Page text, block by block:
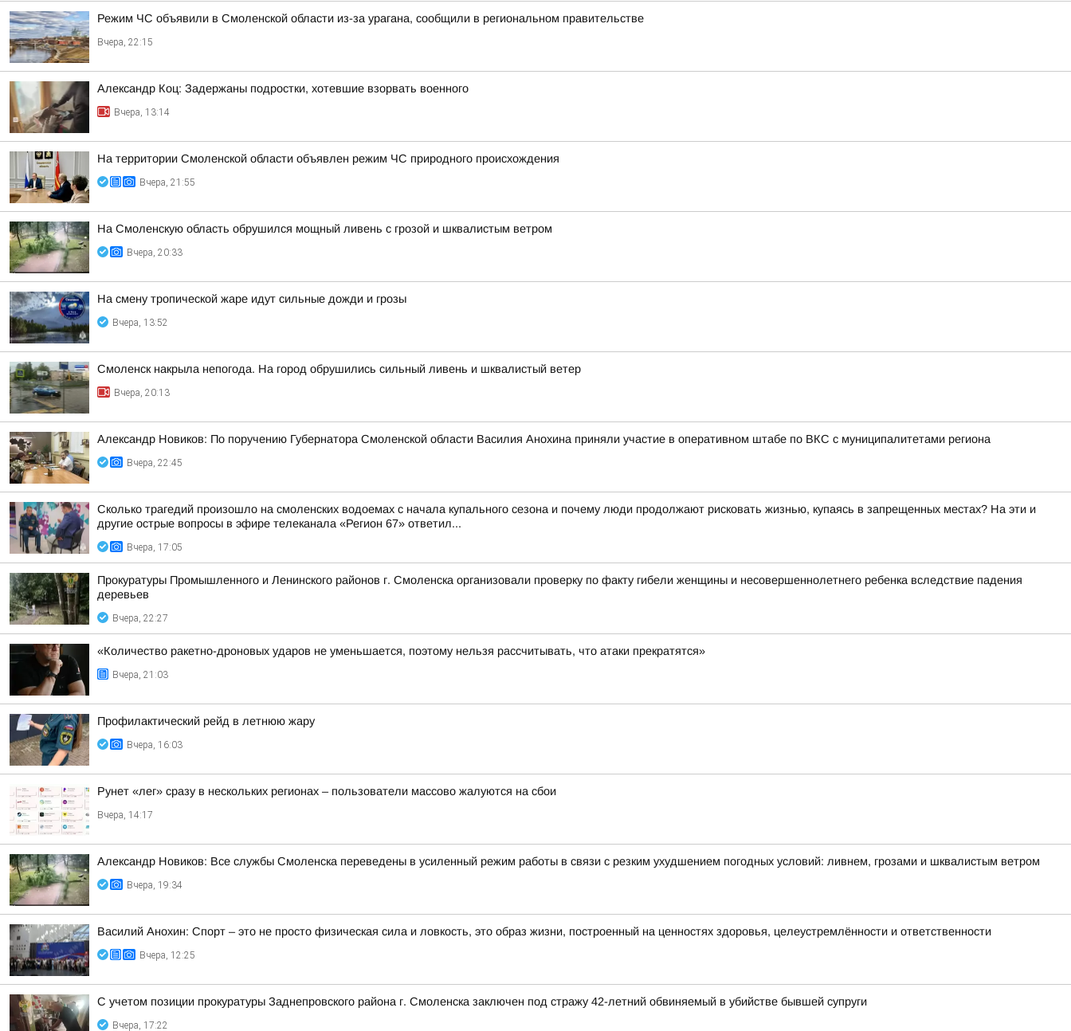
Режим ЧС объявили в Смоленской области из-за урагана, сообщили в региональном правительстве
Вчера, 22:15
Александр Коц: Задержаны подростки, хотевшие взорвать военного
Вчера, 13:14
На территории Смоленской области объявлен режим ЧС природного происхождения
Вчера, 21:55
На Смоленскую область обрушился мощный ливень с грозой и шквалистым ветром
Вчера, 20:33
На смену тропической жаре идут сильные дожди и грозы
Вчера, 13:52
Смоленск накрыла непогода. На город обрушились сильный ливень и шквалистый ветер
Вчера, 20:13
Александр Новиков: По поручению Губернатора Смоленской области Василия Анохина приняли участие в оперативном штабе по ВКС с муниципалитетами региона
Вчера, 22:45
Сколько трагедий произошло на смоленских водоемах с начала купального сезона и почему люди продолжают рисковать жизнью, купаясь в запрещенных местах? На эти и
другие острые вопросы в эфире телеканала «Регион 67» ответил...
Вчера, 17:05
Прокуратуры Промышленного и Ленинского районов г. Смоленска организовали проверку по факту гибели женщины и несовершеннолетнего ребенка вследствие падения
деревьев
Вчера, 22:27
«Количество ракетно-дроновых ударов не уменьшается, поэтому нельзя рассчитывать, что атаки прекратятся»
Вчера, 21:03
Профилактический рейд в летнюю жару
Вчера, 16:03
Рунет «лег» сразу в нескольких регионах – пользователи массово жалуются на сбои
Вчера, 14:17
Александр Новиков: Все службы Смоленска переведены в усиленный режим работы в связи с резким ухудшением погодных условий: ливнем, грозами и шквалистым ветром
Вчера, 19:34
Василий Анохин: Спорт – это не просто физическая сила и ловкость, это образ жизни, построенный на ценностях здоровья, целеустремлённости и ответственности
Вчера, 12:25
С учетом позиции прокуратуры Заднепровского района г. Смоленска заключен под стражу 42-летний обвиняемый в убийстве бывшей супруги
Вчера, 17:22